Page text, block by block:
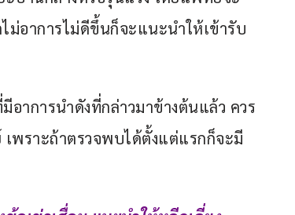
อาการไม่ดีขึ้นก็จะแนะนำให้เข้ารับ
าการนำดังที่กล่าวมาข้างต้นแล้ว ควร
พราะถ้าตรวจพบได้ตั้งแต่แรกก็จะมี